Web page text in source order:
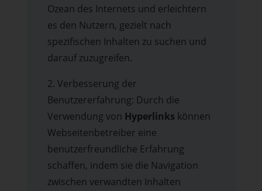
Ozean des Internets und erleichtern
es den Nutzern, gezielt nach
spezifischen Inhalten zu suchen und
darauf zuzugreifen.
2. Verbesserung der
Benutzererfahrung: Durch die
Verwendung von Hyperlinks können
Webseitenbetreiber eine
benutzerfreundliche Erfahrung
schaffen, indem sie die Navigation
zwischen verwandten Inhalten